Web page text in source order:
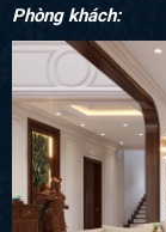
Phòng khách: